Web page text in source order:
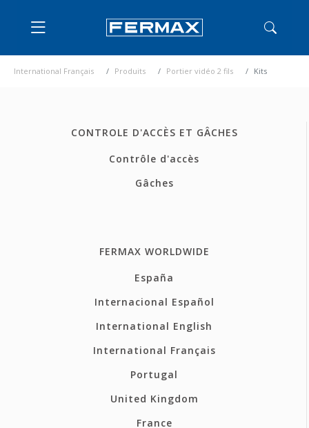
International Français Produits Portier vidéo 2 fils Kits
CONTROLE D'ACCÈS ET GÂCHES
Contrôle d'accès
Gâches
FERMAX WORLDWIDE
España
Internacional Español
International English
International Français
Portugal
United Kingdom
France